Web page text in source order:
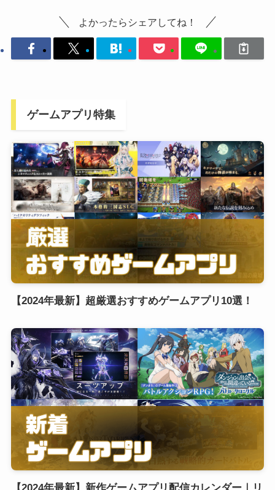
よかったらシェアしてね！
ゲームアプリ特集
【2024年最新】超厳選おすすめゲームアプリ10選！